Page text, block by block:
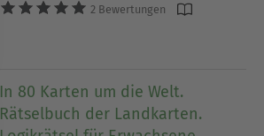
2 Bewertungen
In 80 Karten um die Welt.
Rätselbuch der Landkarten.